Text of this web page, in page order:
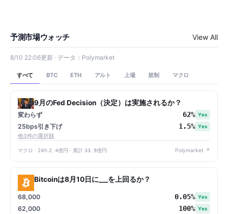
予測市場ウォッチ View All
8/10 22:06更新 · データ：Polymarket
すべて BTC ETH アルト 上場 規制 マクロ
9月のFed Decision（決定）は実施されるか？
変わらず 62% Yes
25bps引き下げ 1.5% Yes
他3件の選択肢
マクロ · 24h 2.4億円 · 累計 33.9億円 Polymarket ↗
Bitcoinは8月10日に___を上回るか？
68,000 0.05% Yes
62,000 100% Yes